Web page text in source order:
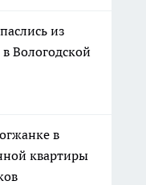
из
Вологодской
в
квартиры